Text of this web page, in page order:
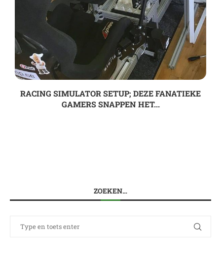
RACING SIMULATOR SETUP; DEZE FANATIEKE
GAMERS SNAPPEN HET...
ZOEKEN…